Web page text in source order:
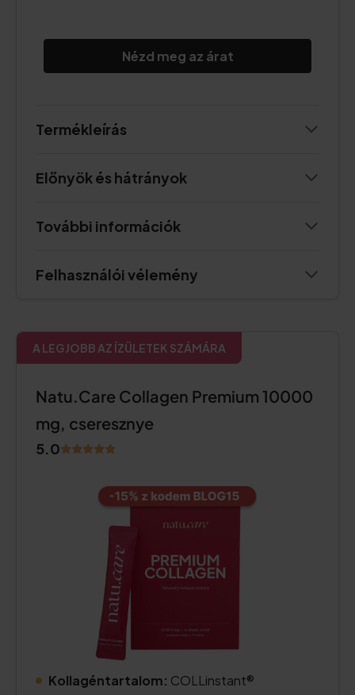
Nézd meg az árat
Termékleírás
Előnyök és hátrányok
További információk
Felhasználói vélemény
A LEGJOBB AZ ÍZÜLETEK SZÁMÁRA
Natu.Care Collagen Premium 10000
mg, cseresznye
5.0
Kollagéntartalom: COLLinstant®